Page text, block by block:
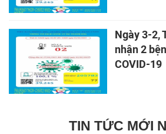
Ngày 3-2,
nhận 2
COVID-19
TIN TỨC MỚI